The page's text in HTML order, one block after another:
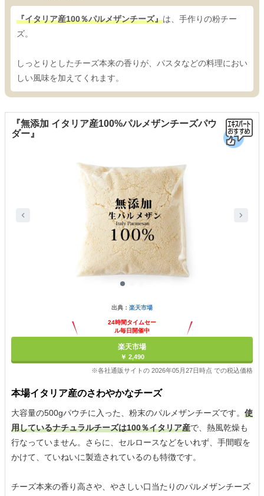
『イタリア産100％パルメザンチーズ』は、手作りの粉チー
ズ。
しっとりとしたチーズ本来の香りが、パスタなどの料理におい
しい風味を加えてくれます。
『無添加 イタリア産100%パルメザンチーズパウ
ダー』
出典： 楽天市場
24時間タイムセー
ル毎日開催中
楽天市場
￥ 2,490
※各社通販サイトの 2026年05月27日時点 での税込価格
本場イタリア産のさわやかなチーズ
大容量の500gパウチに入った、粉末のパルメザンチーズです。 使
用しているナチュラルチーズは100％イタリア産で、熱風乾燥も
行なっていません。さらに、セルロースなどをいれず、手間暇を
かけて、ていねいに製造されているのも特徴です。
チーズ本来の香り高さや、やさしい口当たりのパルメザンチーズ